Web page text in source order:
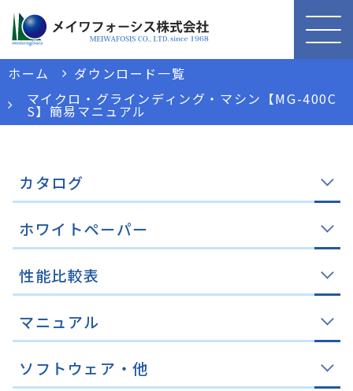
ホーム
ダウンロード一覧
マイクロ・グラインディング・マシン【MG-400C
S】簡易マニュアル
カタログ
ホワイトペーパー
性能比較表
マニュアル
ソフトウェア・他